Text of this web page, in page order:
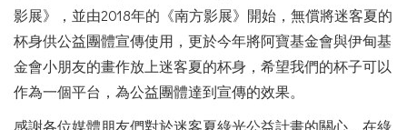
影展》，並由2018年的《南方影展》開始，無償將迷客夏的
杯身供公益團體宣傳使用，更於今年將阿寶基金會與伊甸基
金會小朋友的畫作放上迷客夏的杯身，希望我們的杯子可以
作為一個平台，為公益團體達到宣傳的效果。
感謝各位媒體朋友們對於迷客夏綠光公益計畫的關心，在綠